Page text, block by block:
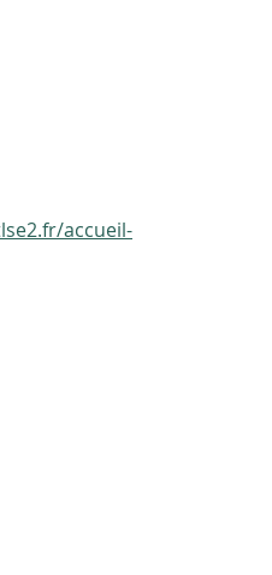
accueil-